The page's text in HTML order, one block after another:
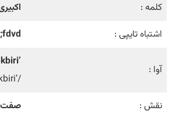
کلمه :
اشتباهتایپی :
آوا :
‘ekbiri
/’ekbiri/
نقش :
صفت